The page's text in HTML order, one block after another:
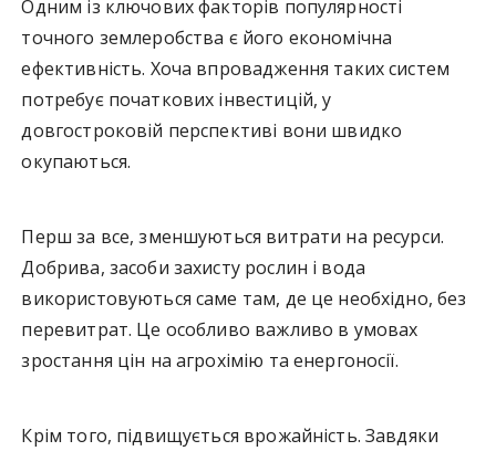
Одним із ключових факторів популярності
точного землеробства є його економічна
ефективність. Хоча впровадження таких систем
потребує початкових інвестицій, у
довгостроковій перспективі вони швидко
окупаються.
Перш за все, зменшуються витрати на ресурси.
Добрива, засоби захисту рослин і вода
використовуються саме там, де це необхідно, без
перевитрат. Це особливо важливо в умовах
зростання цін на агрохімію та енергоносії.
Крім того, підвищується врожайність. Завдяки